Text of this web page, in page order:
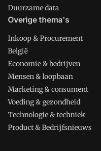
Duurzame data
Overige thema's
Inkoop & Procurement
België
Economie & bedrijven
Mensen & loopbaan
Marketing & consument
Voeding & gezondheid
Technologie & techniek
Product & Bedrijfsnieuws